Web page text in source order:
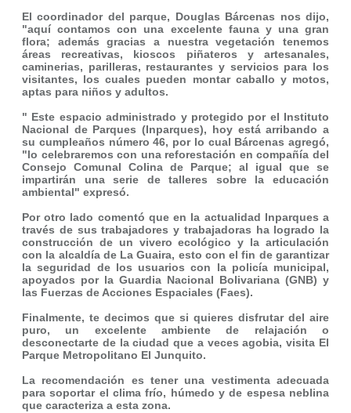
El coordinador del parque, Douglas Bárcenas nos dijo,
"aquí contamos con una excelente fauna y una gran
flora; además gracias a nuestra vegetación tenemos
áreas recreativas, kioscos piñateros y artesanales,
caminerias, parilleras, restaurantes y servicios para los
visitantes, los cuales pueden montar caballo y motos,
aptas para niños y adultos.
" Este espacio administrado y protegido por el Instituto
Nacional de Parques (Inparques), hoy está arribando a
su cumpleaños número 46, por lo cual Bárcenas agregó,
"lo celebraremos con una reforestación en compañía del
Consejo Comunal Colina de Parque; al igual que se
impartirán una serie de talleres sobre la educación
ambiental" expresó.
Por otro lado comentó que en la actualidad Inparques a
través de sus trabajadores y trabajadoras ha logrado la
construcción de un vivero ecológico y la articulación
con la alcaldía de La Guaira, esto con el fin de garantizar
la seguridad de los usuarios con la policía municipal,
apoyados por la Guardia Nacional Bolivariana (GNB) y
las Fuerzas de Acciones Espaciales (Faes).
Finalmente, te decimos que si quieres disfrutar del aire
puro, un excelente ambiente de relajación o
desconectarte de la ciudad que a veces agobia, visita El
Parque Metropolitano El Junquito.
La recomendación es tener una vestimenta adecuada
para soportar el clima frío, húmedo y de espesa neblina
que caracteriza a esta zona.